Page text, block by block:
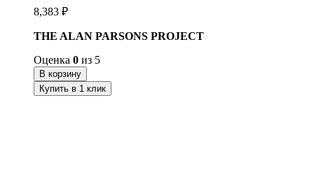
8,383 ₽
THE ALAN PARSONS PROJECT
Оценка 0 из 5
В корзину
Купить в 1 клик